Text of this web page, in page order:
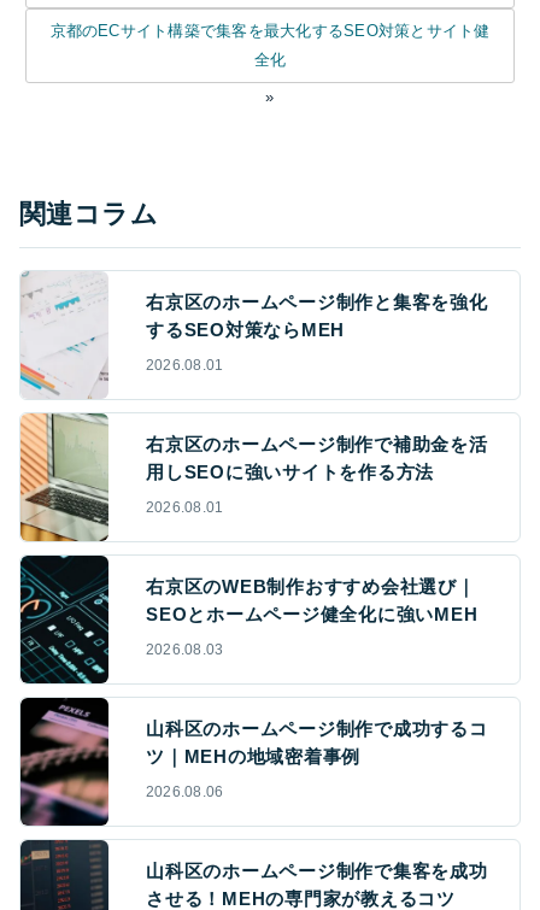
京都のECサイト構築で集客を最大化するSEO対策とサイト健
全化
»
関連コラム
右京区のホームページ制作と集客を強化
するSEO対策ならMEH
2026.08.01
右京区のホームページ制作で補助金を活
用しSEOに強いサイトを作る方法
2026.08.01
右京区のWEB制作おすすめ会社選び｜
SEOとホームページ健全化に強いMEH
2026.08.03
山科区のホームページ制作で成功するコ
ツ｜MEHの地域密着事例
2026.08.06
山科区のホームページ制作で集客を成功
させる！MEHの専門家が教えるコツ